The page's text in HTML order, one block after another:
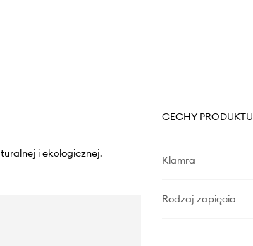
i ekologicznej.
CECHY PRODUKTU
Klamra
Rodzaj zapięcia